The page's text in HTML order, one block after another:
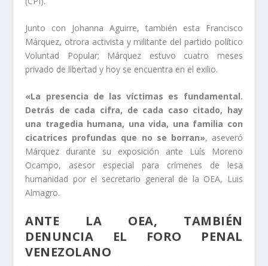
Junto con Johanna Aguirre, también esta Francisco
Márquez, otrora activista y militante del partido político
Voluntad Popular; Márquez estuvo cuatro meses
privado de libertad y hoy se encuentra en el exilio.
«La presencia de las víctimas es fundamental.
Detrás de cada cifra, de cada caso citado, hay
una tragedia humana, una vida, una familia con
cicatrices profundas que no se borran», aseveró
Márquez durante su exposición ante Luís Moreno
Ocampo, asesor especial para crímenes de lesa
humanidad por el secretario general de la OEA, Luis
Almagro.
ANTE LA OEA, TAMBIÉN
DENUNCIA EL FORO PENAL
VENEZOLANO